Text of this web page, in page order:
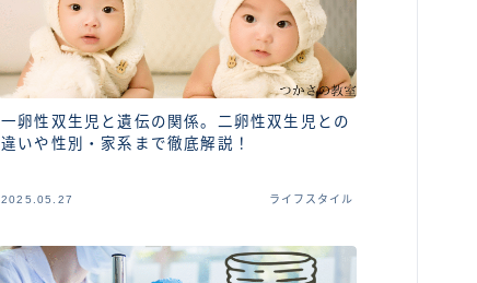
一卵性双生児と遺伝の関係。二卵性双生児との
違いや性別・家系まで徹底解説！
2025.05.27 ライフスタイル